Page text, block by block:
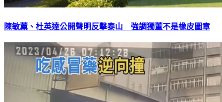
陳敏薰、杜英達公開聲明反擊泰山 強調獨董不是橡皮圖章